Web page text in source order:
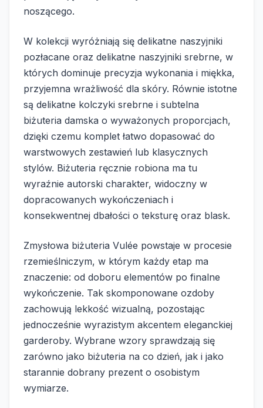
noszącego.
W kolekcji wyróżniają się delikatne naszyjniki
pozłacane oraz delikatne naszyjniki srebrne, w
których dominuje precyzja wykonania i miękka,
przyjemna wrażliwość dla skóry. Równie istotne
są delikatne kolczyki srebrne i subtelna
biżuteria damska o wyważonych proporcjach,
dzięki czemu komplet łatwo dopasować do
warstwowych zestawień lub klasycznych
stylów. Biżuteria ręcznie robiona ma tu
wyraźnie autorski charakter, widoczny w
dopracowanych wykończeniach i
konsekwentnej dbałości o teksturę oraz blask.
Zmysłowa biżuteria Vulée powstaje w procesie
rzemieślniczym, w którym każdy etap ma
znaczenie: od doboru elementów po finalne
wykończenie. Tak skomponowane ozdoby
zachowują lekkość wizualną, pozostając
jednocześnie wyrazistym akcentem eleganckiej
garderoby. Wybrane wzory sprawdzają się
zarówno jako biżuteria na co dzień, jak i jako
starannie dobrany prezent o osobistym
wymiarze.